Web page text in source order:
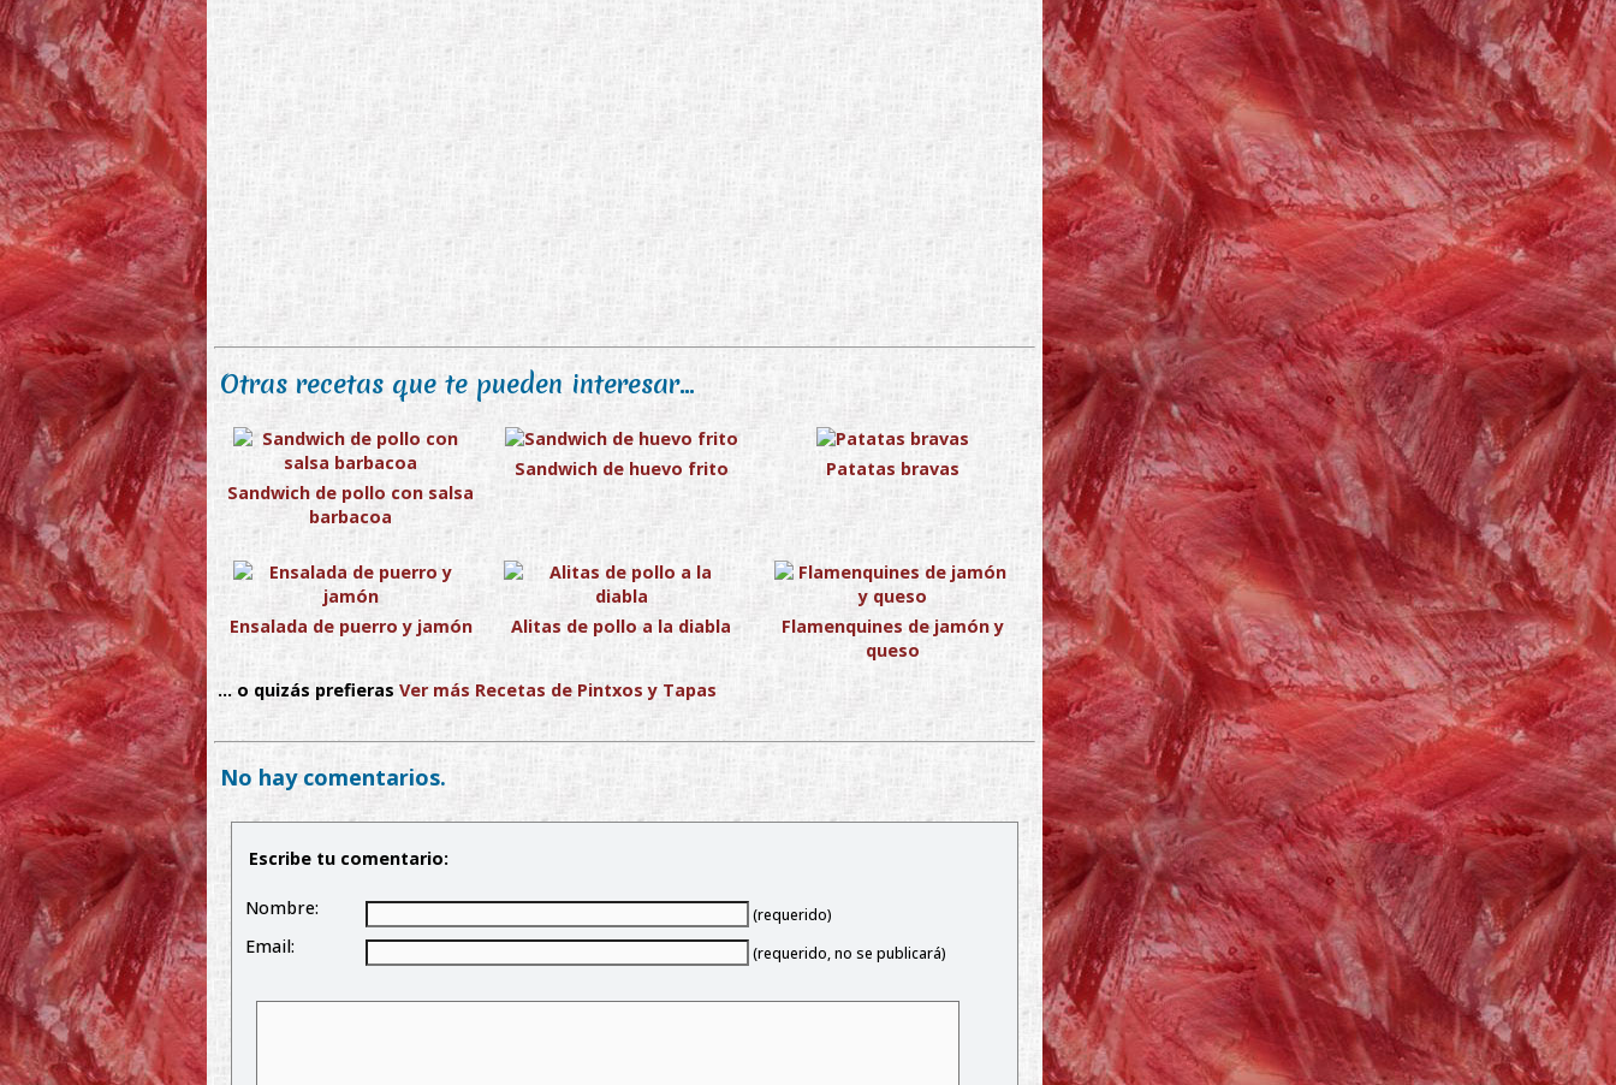
Otras recetas que te pueden interesar...
Sandwich de pollo con salsa
barbacoa
Sandwich de huevo frito Patatas bravas
Ensalada de puerro y jamón Alitas de pollo a la diabla
Flamenquines de jamón y
queso
... o quizás prefieras Ver más Recetas de Pintxos y Tapas
No hay comentarios.
Escribe tu comentario:
Nombre: (requerido)
Email: (requerido, no se publicará)